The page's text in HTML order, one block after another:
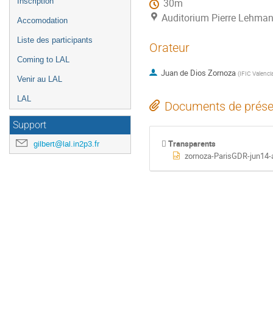
Accomodation
Liste des participants
Coming to LAL
Venir au LAL
LAL
Support
gilbert@lal.in2p3.fr
30m
Auditorium Pierre
Orateur
Juan de Dios Zornoza (IFIC
Documents de
Transparents
zornoza-ParisGDR-